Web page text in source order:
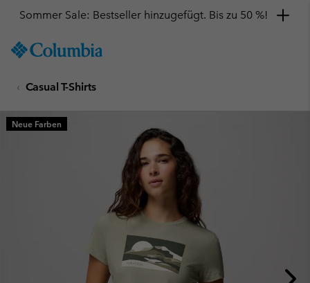
TO
SKIP
MAIN
NAV
Sommer Sale: Bestseller hinzugefügt. Bis zu 50 %!
Casual T-Shirts
Neue Farben